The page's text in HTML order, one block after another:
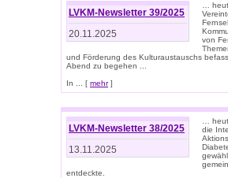
LVKM-Newsletter 39/2025
20.11.2025
…
von
und Förderung des Kulturaustauschs
Abend zu begehen ...
In ... [ mehr]
LVKM-Newsletter 38/2025
13.11.2025
…
die
entdeckte.